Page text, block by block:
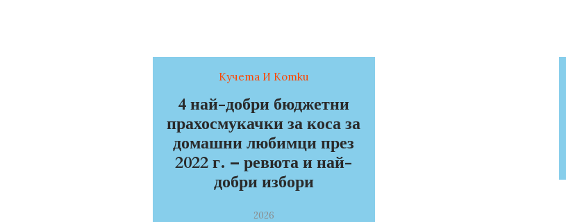
Кучета И Котки
4 най-добри бюджетни
прахосмукачки за коса за
домашни любимци през
2022 г. – ревюта и най-
добри избори
2026